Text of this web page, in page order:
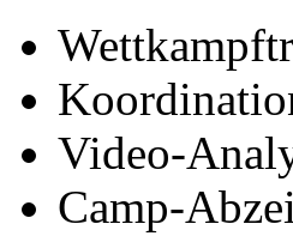
Video-
Camp-